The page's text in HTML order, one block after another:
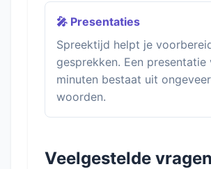
🎤 Presentaties
Spreektijd helpt je
gesprekken. Een presentatie
minuten bestaat uit
woorden.
Veelgestelde vragen